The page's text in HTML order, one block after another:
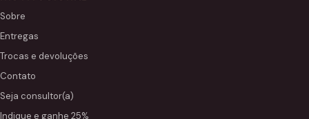
Sobre
Entregas
Trocas e devoluções
Contato
Seja consultor(a)
Indique e ganhe 25%